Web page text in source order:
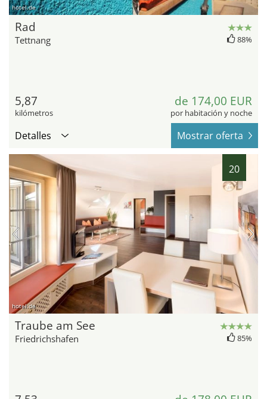
hotel.de
Rad
Tettnang 88%
5,87
kilómetros
de 174,00 EUR
por habitación y noche
Detalles Mostrar oferta
20
hotel.de
Traube am See
Friedrichshafen 85%